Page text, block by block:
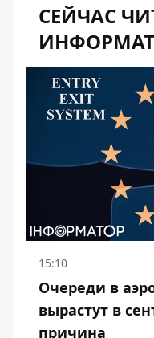
СЕЙЧАС
15:10
Очереди в
вырастут в
причина